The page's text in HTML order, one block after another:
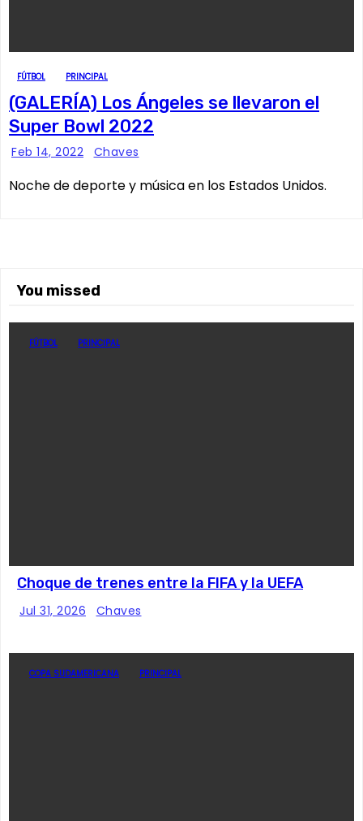
FÚTBOL PRINCIPAL
(GALERÍA) Los Ángeles se llevaron el
Super Bowl 2022
Feb 14, 2022 Chaves
Noche de deporte y música en los Estados Unidos.
You missed
FÚTBOL PRINCIPAL
Choque de trenes entre la FIFA y la UEFA
Jul 31, 2026 Chaves
COPA SUDAMERICANA PRINCIPAL